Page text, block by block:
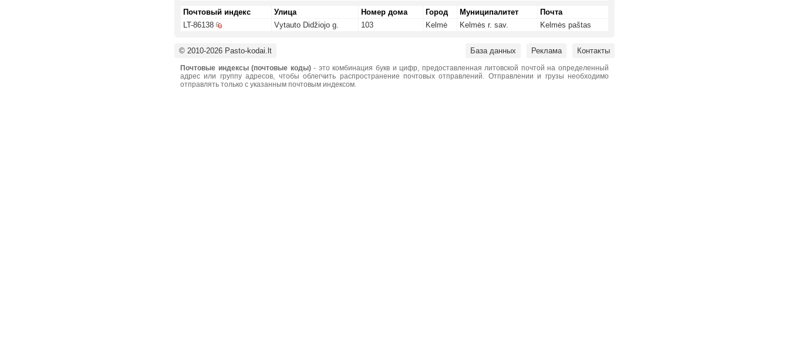
Почтовый индекс Улица Номер дома Город Муниципалитет
Почта
LT-86138
Vytauto Didžiojo g. 103 Kelmė Kelmės r. sav. Kelmės paštas
© 2010-2026 Pasto-kodai.lt База данных Реклама Контакты
Почтовые индексы (почтовые коды)- это комбинация букв и цифр, предоставленная литовской почтой на определенный
адрес или группу адресов, чтобы облегчить распространение почтовых отправлений. Отправлении и грузы необходимо
отправлять только с указанным почтовым индексом.